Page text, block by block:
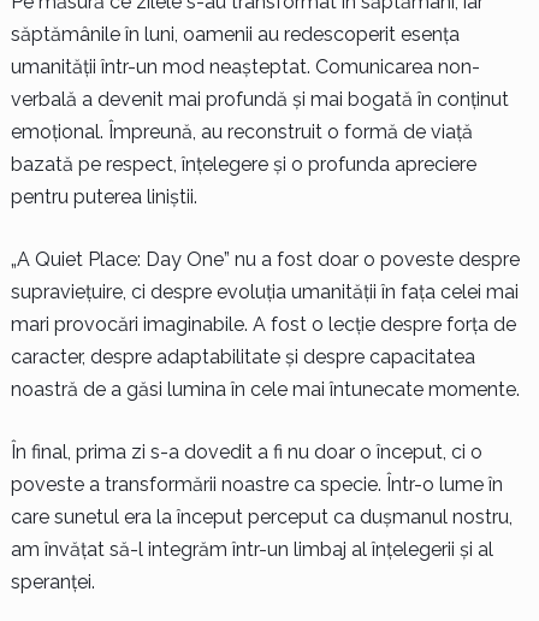
săptămânile în luni, oamenii au redescoperit esența
umanității într-un mod neașteptat. Comunicarea non-
verbală a devenit mai profundă și mai bogată în conținut
emoțional. Împreună, au reconstruit o formă de viață
bazată pe respect, înțelegere și o profunda apreciere
pentru puterea liniștii.
„A Quiet Place: Day One” nu a fost doar o poveste despre
supraviețuire, ci despre evoluția umanității în fața celei mai
mari provocări imaginabile. A fost o lecție despre forța de
caracter, despre adaptabilitate și despre capacitatea
noastră de a găsi lumina în cele mai întunecate momente.
În final, prima zi s-a dovedit a fi nu doar o început, ci o
poveste a transformării noastre ca specie. Într-o lume în
care sunetul era la început perceput ca dușmanul nostru,
am învățat să-l integrăm într-un limbaj al înțelegerii și al
speranței.